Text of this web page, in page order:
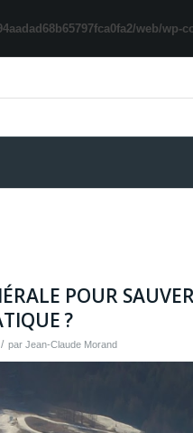
web/
POUR
?
/ par Jean-Claude Morand